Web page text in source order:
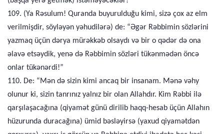
109. (Ya Rəsulum! Quranda buyurulduğu kimi, sizə çox az elm
verilmişdir, söyləyən yəhudilərə) de: “Əgər Rəbbimin sözlərini
yazmaq üçün dərya mürəkkəb olsaydı və bir o qədər də ona
əlavə etsəydik, yenə də Rəbbimin sözləri tükənmədən öncə
onlar tükənərdi!”
110. De: “Mən də sizin kimi ancaq bir insanam. Mənə vəhy
olunur ki, sizin tanrınız yalnız bir olan Allahdır. Kim Rəbbi ilə
qarşılaşacağına (qiyamət günü dirilib haqq-hesab üçün Allahın
hüzurunda duracağına) ümid bəsləyirsə (yaxud qiyamətdən